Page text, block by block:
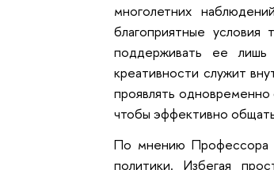
многолетних
благоприятные
поддерживать ее
креативности служит
проявлять
чтобы эффективно
По мнению Профессора
политики. Избегая